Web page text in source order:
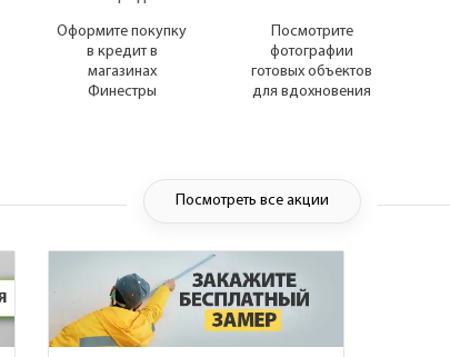
Оформите покупку
в кредит в
магазинах
Финестры
Посмотрите
фотографии
готовых объектов
для вдохновения
Посмотреть все акции